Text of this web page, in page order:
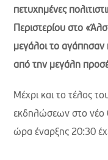
πετυχημένες
Περιστερίου στο
μεγάλοι το αγάπησαν
από την μεγάλη
Μέχρι και το τέλος
εκδηλώσεων στο νέο
ώρα έναρξης 20:30